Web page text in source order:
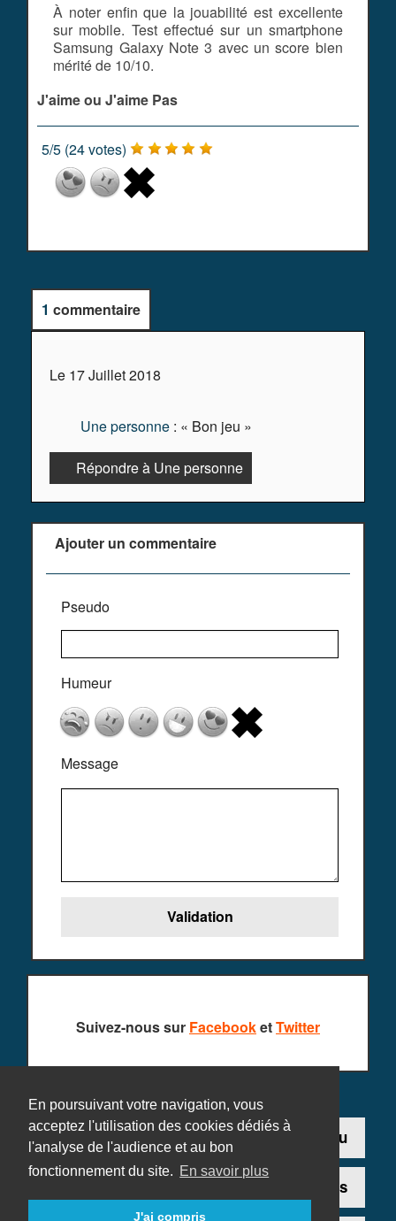
En poursuivant votre navigation, vous
acceptez l'utilisation des cookies dédiés à
l'analyse de l'audience et au bon
fonctionnement du site. En savoir plus
J'ai compris
À noter enfin que la jouabilité est excellente
sur mobile. Test effectué sur un smartphone
Samsung Galaxy Note 3 avec un score bien
mérité de 10/10.
J'aime ou J'aime Pas
5/5 (24votes)
1 commentaire
Le 17 Juillet 2018
Une personne : « Bon jeu »
Répondre à Une personne
Ajouter un commentaire
Pseudo
Humeur
Message
Suivez-nous sur FacebooketTwitter
Contact Ajouter un jeu
Mentions légales